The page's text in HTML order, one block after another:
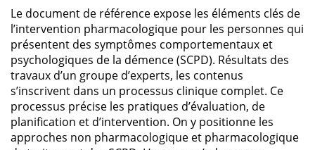
Le document de référence expose les éléments clés de
l’intervention pharmacologique pour les personnes qui
présentent des symptômes comportementaux et
psychologiques de la démence (SCPD). Résultats des
travaux d’un groupe d’experts, les contenus
s’inscrivent dans un processus clinique complet. Ce
processus précise les pratiques d’évaluation, de
planification et d’intervention. On y positionne les
approches non pharmacologique et pharmacologique